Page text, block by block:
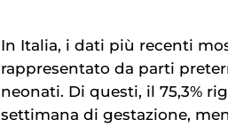
In Italia, i dati più recenti
rappresentato da parti
neonati. Di questi, il 75,3%
settimana di gestazione,